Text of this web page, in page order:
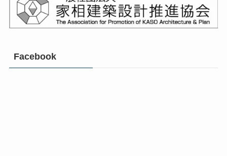
Facebook